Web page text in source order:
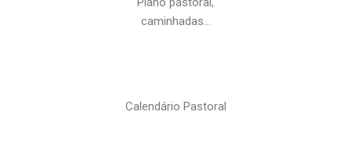
caminhadas…
Calendário Pastoral